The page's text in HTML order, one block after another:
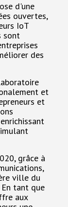
d'une
ouvertes,
IoT
sont
des
et
et
grâce à
ville du
tant que
aux